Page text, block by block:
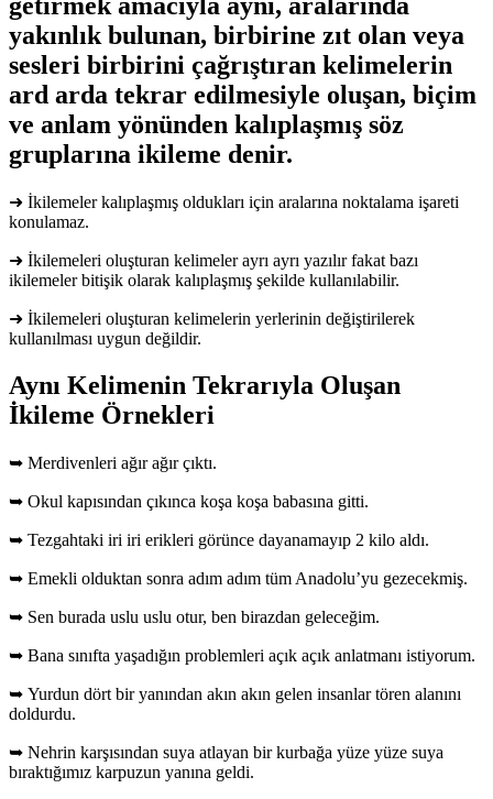
yakınlık bulunan, birbirine zıt olan veya
sesleri birbirini çağrıştıran kelimelerin
ard arda tekrar edilmesiyle oluşan, biçim
ve anlam yönünden kalıplaşmış söz
gruplarına ikileme denir.
➜ İkilemeler kalıplaşmış oldukları için aralarına noktalama işareti
konulamaz.
➜ İkilemeleri oluşturan kelimeler ayrı ayrı yazılır fakat bazı
ikilemeler bitişik olarak kalıplaşmış şekilde kullanılabilir.
➜ İkilemeleri oluşturan kelimelerin yerlerinin değiştirilerek
kullanılması uygun değildir.
Aynı Kelimenin Tekrarıyla Oluşan
İkileme Örnekleri
➥ Merdivenleri ağır ağır çıktı.
➥ Okul kapısından çıkınca koşa koşa babasına gitti.
➥ Tezgahtaki iri iri erikleri görünce dayanamayıp 2 kilo aldı.
➥ Emekli olduktan sonra adım adım tüm Anadolu’yu gezecekmiş.
➥ Sen burada uslu uslu otur, ben birazdan geleceğim.
➥ Bana sınıfta yaşadığın problemleri açık açık anlatmanı istiyorum.
➥ Yurdun dört bir yanından akın akın gelen insanlar tören alanını
doldurdu.
➥ Nehrin karşısından suya atlayan bir kurbağa yüze yüze suya
bıraktığımız karpuzun yanına geldi.